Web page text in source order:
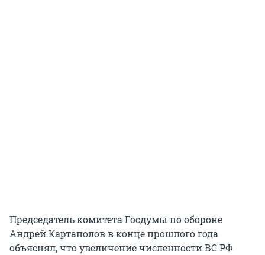
Председатель комитета Госдумы по обороне
Андрей Картаполов в конце прошлого года
объяснял, что увеличение численности ВС РФ